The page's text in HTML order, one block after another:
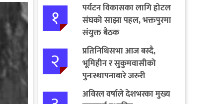
१
पर्यटन विकासका लागि होटल
संघको साझा पहल, भक्तपुरमा
संयुक्त बैठक
२
प्रतिनिधिसभा आज बस्दै,
भूमिहीन र सुकुमवासीको
पुनःस्थापनाबारे जरुरी
प्रस्तावमाथि छलफल हुने
अविरल वर्षाले देशभरका मुख्य